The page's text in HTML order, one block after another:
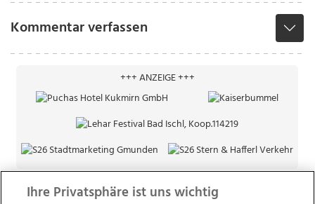
Kommentar verfassen
+++ ANZEIGE +++
Ihre Privatsphäre ist uns wichtig